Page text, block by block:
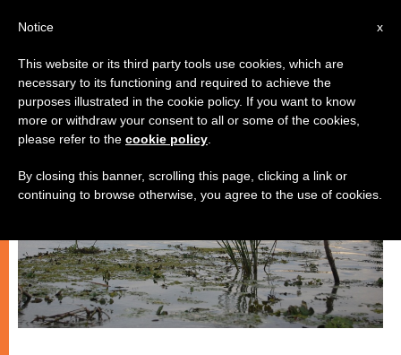
CHIESE LOCALI
x
Notice
This website or its third party tools use cookies, which are
necessary to its functioning and required to achieve the
purposes illustrated in the cookie policy. If you want to know
more or withdraw your consent to all or some of the cookies,
please refer to the cookie policy
By closing this banner, scrolling this page, clicking a link or
continuing to browse otherwise, you agree to the use of cookies.